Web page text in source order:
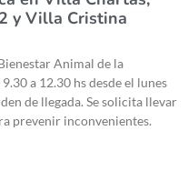
y Villa Cristina
Animal de la
a 12.30 hs desde el lunes
de llegada. Se solicita llevar
prevenir inconvenientes.